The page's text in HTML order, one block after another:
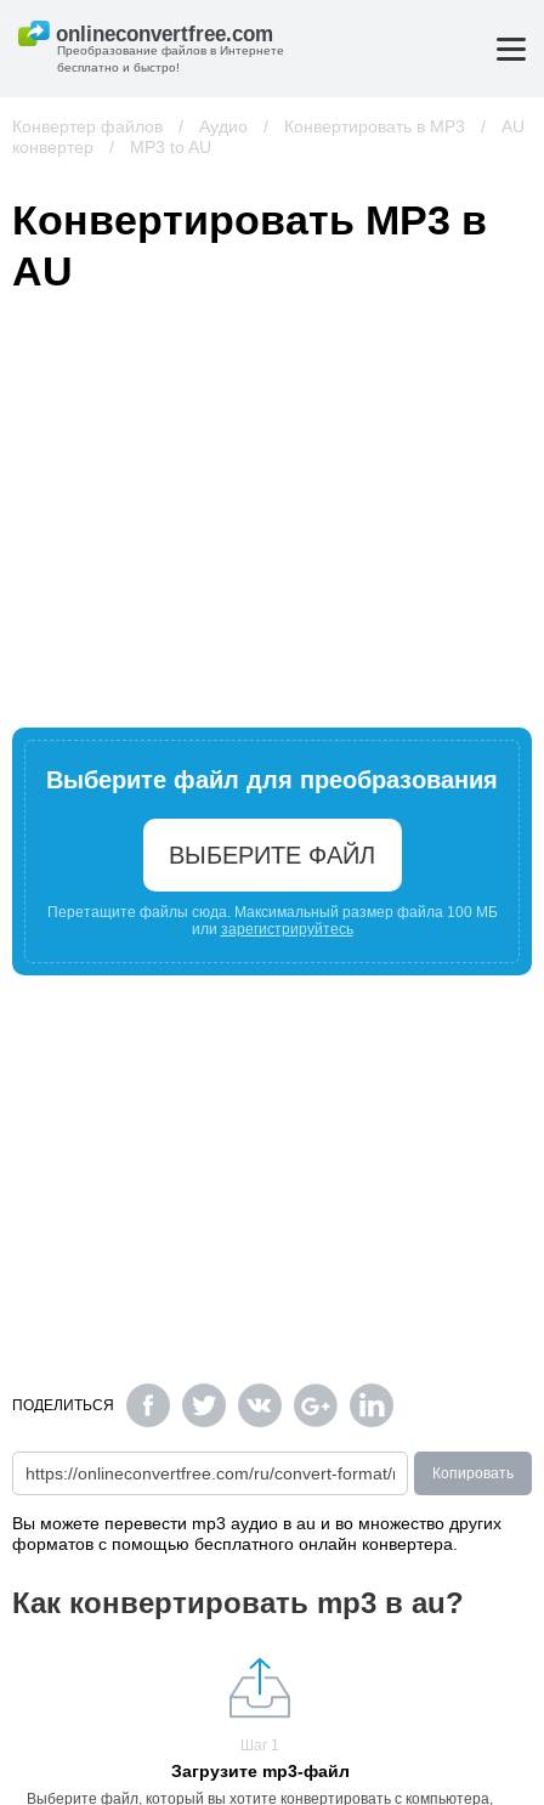
Преобразование файлов в Интернете
бесплатно и быстро!
Конвертер файлов / Аудио / Конвертировать в MP3 /
AU
конвертер
/ MP3 to AU
Конвертировать MP3 в
AU
Выберите файл для преобразования
ВЫБЕРИТЕ ФАЙЛ
Перетащите файлы сюда. Максимальный размер файла 100 МБ
или зарегистрируйтесь
ПОДЕЛИТЬСЯ
Копировать
Вы можете перевести mp3 аудио в au и во множество других
форматов с помощью бесплатного онлайн конвертера.
Как конвертировать mp3 в au?
Шаг 1
Загрузите mp3-файл
Выберите файл, который вы хотите конвертировать с компьютера,